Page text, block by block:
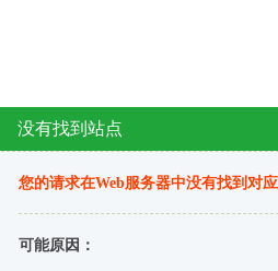
没有找到站点
您的请求在Web服务器中没有找到对
可能原因：